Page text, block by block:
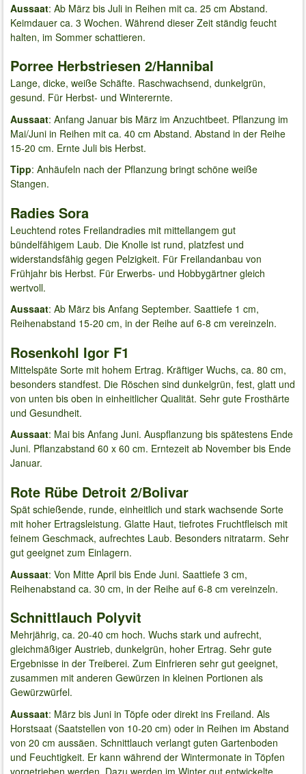
Aussaat: Ab März bis Juli in Reihen mit ca. 25 cm Abstand.
Keimdauer ca. 3 Wochen. Während dieser Zeit ständig feucht
halten, im Sommer schattieren.
Porree Herbstriesen 2/Hannibal
Lange, dicke, weiße Schäfte. Raschwachsend, dunkelgrün,
gesund. Für Herbst- und Winterernte.
Aussaat: Anfang Januar bis März im Anzuchtbeet. Pflanzung im
Mai/Juni in Reihen mit ca. 40 cm Abstand. Abstand in der Reihe
15-20 cm. Ernte Juli bis Herbst.
Tipp: Anhäufeln nach der Pflanzung bringt schöne weiße
Stangen.
Radies Sora
Leuchtend rotes Freilandradies mit mittellangem gut
bündelfähigem Laub. Die Knolle ist rund, platzfest und
widerstandsfähig gegen Pelzigkeit. Für Freilandanbau von
Frühjahr bis Herbst. Für Erwerbs- und Hobbygärtner gleich
wertvoll.
Aussaat: Ab März bis Anfang September. Saattiefe 1 cm,
Reihenabstand 15-20 cm, in der Reihe auf 6-8 cm vereinzeln.
Rosenkohl Igor F1
Mittelspäte Sorte mit hohem Ertrag. Kräftiger Wuchs, ca. 80 cm,
besonders standfest. Die Röschen sind dunkelgrün, fest, glatt und
von unten bis oben in einheitlicher Qualität. Sehr gute Frosthärte
und Gesundheit.
Aussaat: Mai bis Anfang Juni. Auspflanzung bis spätestens Ende
Juni. Pflanzabstand 60 x 60 cm. Erntezeit ab November bis Ende
Januar.
Rote Rübe Detroit 2/Bolivar
Spät schießende, runde, einheitlich und stark wachsende Sorte
mit hoher Ertragsleistung. Glatte Haut, tiefrotes Fruchtfleisch mit
feinem Geschmack, aufrechtes Laub. Besonders nitratarm. Sehr
gut geeignet zum Einlagern.
Aussaat: Von Mitte April bis Ende Juni. Saattiefe 3 cm,
Reihenabstand ca. 30 cm, in der Reihe auf 6-8 cm vereinzeln.
Schnittlauch Polyvit
Mehrjährig, ca. 20-40 cm hoch. Wuchs stark und aufrecht,
gleichmäßiger Austrieb, dunkelgrün, hoher Ertrag. Sehr gute
Ergebnisse in der Treiberei. Zum Einfrieren sehr gut geeignet,
zusammen mit anderen Gewürzen in kleinen Portionen als
Gewürzwürfel.
Aussaat: März bis Juni in Töpfe oder direkt ins Freiland. Als
Horstsaat (Saatstellen von 10-20 cm) oder in Reihen im Abstand
von 20 cm aussäen. Schnittlauch verlangt guten Gartenboden
und Feuchtigkeit. Er kann während der Wintermonate in Töpfen
vorgetrieben werden. Dazu werden im Winter gut entwickelte